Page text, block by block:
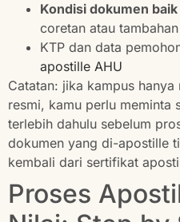
Kondisi dokumen baik
coretan atau
KTP dan data
apostille AHU
Catatan: jika kampus
resmi, kamu perlu meminta
terlebih dahulu sebelum
dokumen yang di-apostille
kembali dari sertifikat
Proses